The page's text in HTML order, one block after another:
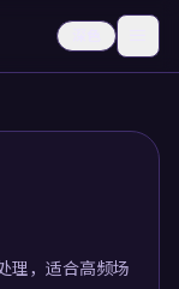
打
理，适合高频场